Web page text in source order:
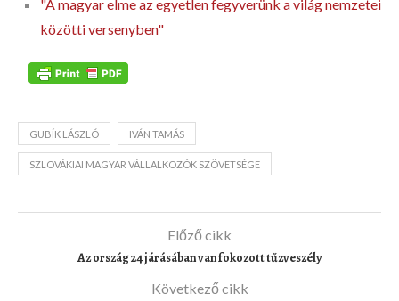
"A magyar elme az egyetlen fegyverünk a világ nemzetei
közötti versenyben"
GUBÍK LÁSZLÓ IVÁN TAMÁS
SZLOVÁKIAI MAGYAR VÁLLALKOZÓK SZÖVETSÉGE
Előző cikk
Az ország 24 járásában van fokozott tűzveszély
Következő cikk